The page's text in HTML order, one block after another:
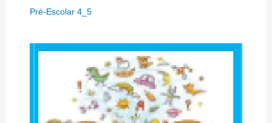
Pré-Escolar 4_5